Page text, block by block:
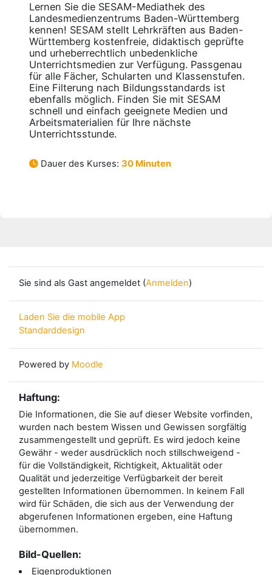
Lernen Sie die SESAM-Mediathek des
Landesmedienzentrums Baden-Württemberg
kennen! SESAM stellt Lehrkräften aus Baden-
Württemberg kostenfreie, didaktisch geprüfte
und urheberrechtlich unbedenkliche
Unterrichtsmedien zur Verfügung. Passgenau
für alle Fächer, Schularten und Klassenstufen.
Eine Filterung nach Bildungsstandards ist
ebenfalls möglich. Finden Sie mit SESAM
schnell und einfach geeignete Medien und
Arbeitsmaterialien für Ihre nächste
Unterrichtsstunde.
Dauer des Kurses: 30 Minuten
Sie sind als Gast angemeldet (Anmelden)
Laden Sie die mobile App
Standarddesign
Powered by Moodle
Haftung:
Die Informationen, die Sie auf dieser Website vorfinden,
wurden nach bestem Wissen und Gewissen sorgfältig
zusammengestellt und geprüft. Es wird jedoch keine
Gewähr - weder ausdrücklich noch stillschweigend -
für die Vollständigkeit, Richtigkeit, Aktualität oder
Qualität und jederzeitige Verfügbarkeit der bereit
gestellten Informationen übernommen. In keinem Fall
wird für Schäden, die sich aus der Verwendung der
abgerufenen Informationen ergeben, eine Haftung
übernommen.
Bild-Quellen:
Eigenproduktionen